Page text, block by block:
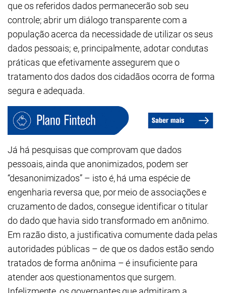
que os referidos dados permanecerão sob seu
controle; abrir um diálogo transparente com a
população acerca da necessidade de utilizar os seus
dados pessoais; e, principalmente, adotar condutas
práticas que efetivamente assegurem que o
tratamento dos dados dos cidadãos ocorra de forma
segura e adequada.
Já há pesquisas que comprovam que dados
pessoais, ainda que anonimizados, podem ser
“desanonimizados” – isto é, há uma espécie de
engenharia reversa que, por meio de associações e
cruzamento de dados, consegue identificar o titular
do dado que havia sido transformado em anônimo.
Em razão disto, a justificativa comumente dada pelas
autoridades públicas – de que os dados estão sendo
tratados de forma anônima – é insuficiente para
atender aos questionamentos que surgem.